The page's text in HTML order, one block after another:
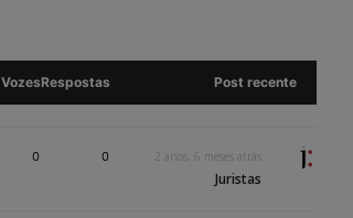
VozesRespostas Post recente
0 0 2 anos, 6 meses atrás
Juristas